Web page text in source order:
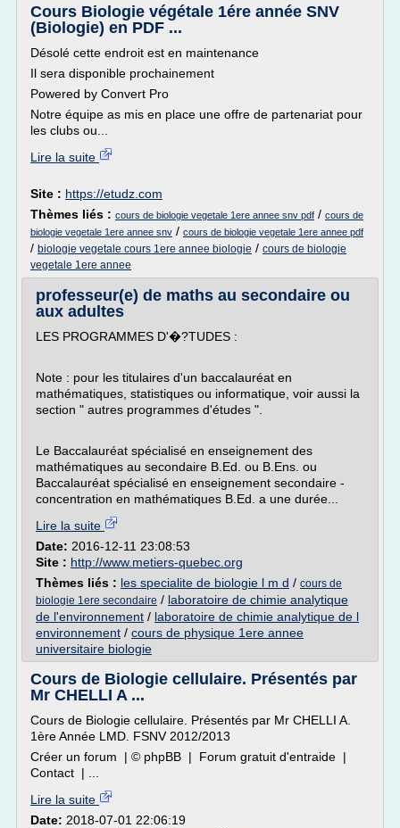
Cours Biologie végétale 1ére année SNV
(Biologie) en PDF ...
Désolé cette endroit est en maintenance
Il sera disponible prochainement
Powered by Convert Pro
Notre équipe as mis en place une offre de partenariat pour
les clubs ou...
Lire la suite
Site : https://etudz.com
Thèmes liés : cours de biologie vegetale 1ere annee snv pdf / cours de
biologie vegetale 1ere annee snv / cours de biologie vegetale 1ere annee pdf
/ biologie vegetale cours 1ere annee biologie / cours de biologie
vegetale 1ere annee
professeur(e) de maths au secondaire ou
aux adultes
LES PROGRAMMES D'�?TUDES :
Note : pour les titulaires d'un baccalauréat en
mathématiques, statistiques ou informatique, voir aussi la
section " autres programmes d'études ".
Le Baccalauréat spécialisé en enseignement des
mathématiques au secondaire B.Ed. ou B.Ens. ou
Baccalauréat spécialisé en enseignement secondaire -
concentration en mathématiques B.Ed. a une durée...
Lire la suite
Date: 2016-12-11 23:08:53
Site : http://www.metiers-quebec.org
Thèmes liés : les specialite de biologie l m d / cours de
biologie 1ere secondaire / laboratoire de chimie analytique
de l'environnement / laboratoire de chimie analytique de l
environnement / cours de physique 1ere annee
universitaire biologie
Cours de Biologie cellulaire. Présentés par
Mr CHELLI A ...
Cours de Biologie cellulaire. Présentés par Mr CHELLI A.
1ère Année LMD. FSNV 2012/2013
Créer un forum | © phpBB | Forum gratuit d'entraide |
Contact | ...
Lire la suite
Date: 2018-07-01 22:06:19